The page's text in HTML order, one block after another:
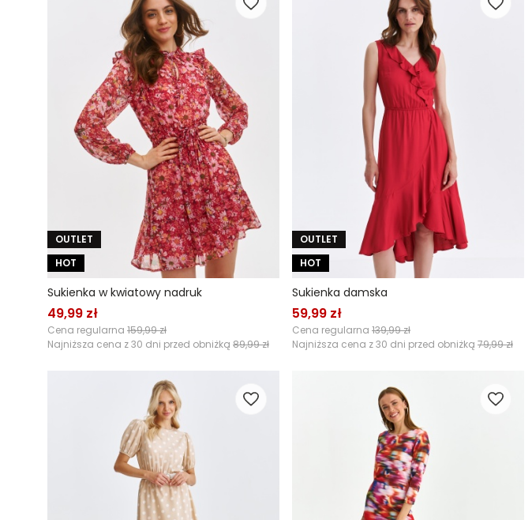
OUTLET
HOT
Sukienka w kwiatowy nadruk
49,99 zł
Cena regularna 159,99 zł
Najniższa cena z 30 dni przed obniżką 89,99 zł
OUTLET
HOT
Sukienka damska
59,99 zł
Cena regularna 139,99 zł
Najniższa cena z 30 dni przed obniżką 79,99 zł